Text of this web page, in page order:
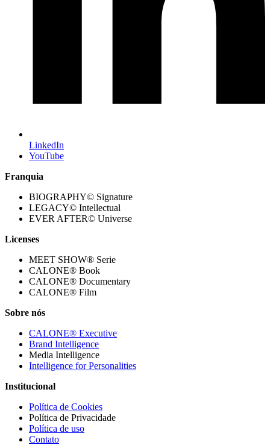
LinkedIn
YouTube
Franquia
BIOGRAPHY© Signature
LEGACY© Intellectual
EVER AFTER© Universe
Licenses
MEET SHOW® Serie
CALONE® Book
CALONE® Documentary
CALONE® Film
Sobre nós
CALONE® Executive
Brand Intelligence
Media Intelligence
Intelligence for Personalities
Institucional
Política de Cookies
Política de Privacidade
Política de uso
Contato